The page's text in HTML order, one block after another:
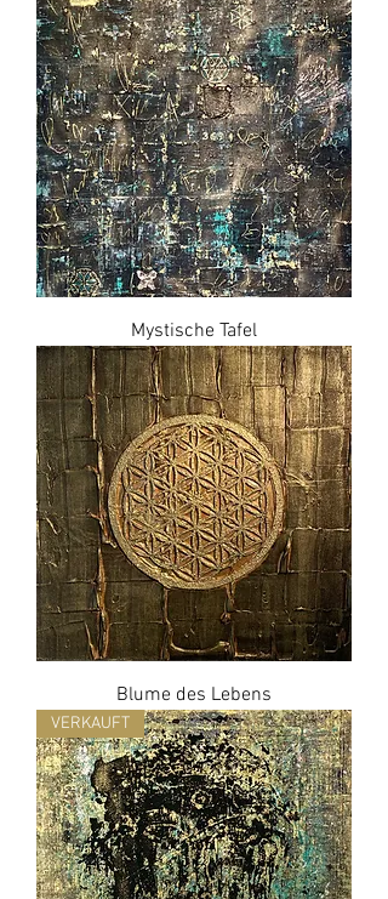
Mystische Tafel
Blume des Lebens
VERKAUFT